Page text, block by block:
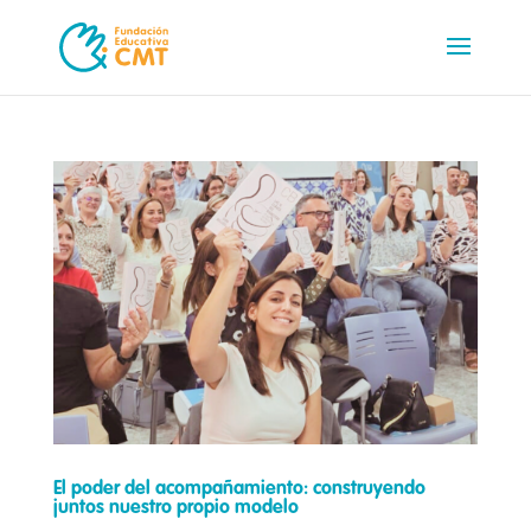
El poder del acompañamiento: construyendo
juntos nuestro propio modelo